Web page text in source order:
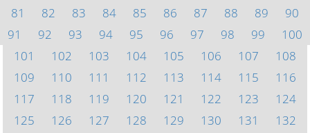
81
82 83 84 85 86 87 88 89
90
91
92 93 94 95 96 97 98 99
100
101
102 103 104 105 106 107
108
109
110 111 112 113 114 115
116
117
118 119 120 121 122 123
124
125
126 127 128 129 130 131
132